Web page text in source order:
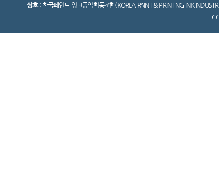
상호: 한국페인트·잉크공업협동조합(KOREA PAINT & PRINTING INK